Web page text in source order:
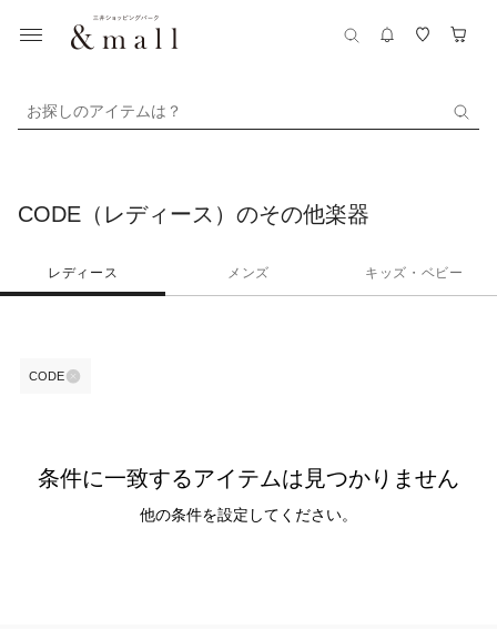
お探しのアイテムは？
CODE（レディース）のその他楽器
レディース メンズ キッズ・ベビー
CODE
条件に一致するアイテムは見つかりません
他の条件を設定してください。